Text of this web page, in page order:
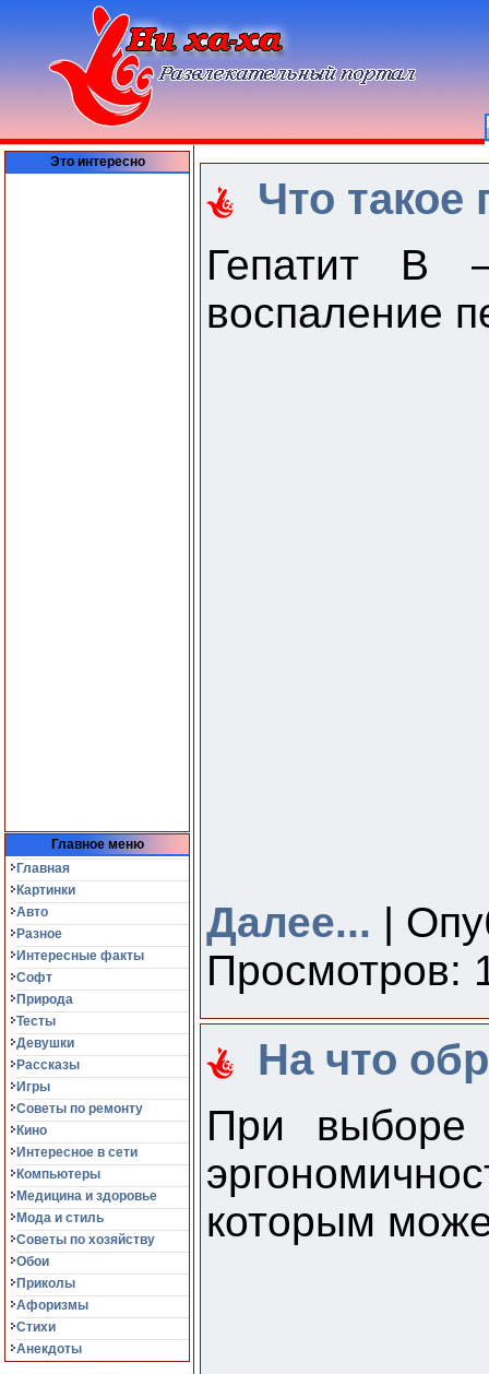
Это интересно
Главное меню
Главная
Картинки
Авто
Разное
Интересные факты
Софт
Природа
Тесты
Девушки
Рассказы
Игры
Советы по ремонту
Кино
Интересное в сети
Компьютеры
Медицина и здоровье
Мода и стиль
Советы по хозяйству
Обои
Приколы
Афоризмы
Стихи
Анекдоты
Что такое
Гепатит В
воспаление
Далее... |
Просмотров:
На что
При выборе
которым